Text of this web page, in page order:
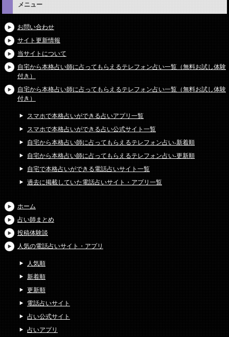
メニュー
お問い合わせ
サイト更新情報
当サイトについて
自宅から本格占い師に占ってもらえるテレフォン占い一覧（無料お試し体験
付き）
自宅から本格占い師に占ってもらえるテレフォン占い一覧（無料お試し体験
付き）
スマホで本格占いができる占いアプリ一覧
スマホで本格占いができる占い公式サイト一覧
自宅から本格占い師に占ってもらえるテレフォン占い-新着順
自宅から本格占い師に占ってもらえるテレフォン占い-更新順
自宅で本格占いができる電話占いサイト一覧
過去に掲載していた電話占いサイト・アプリ一覧
ホーム
占い師まとめ
投稿体験談
人気の電話占いサイト・アプリ
人気順
新着順
更新順
電話占いサイト
占い公式サイト
占いアプリ